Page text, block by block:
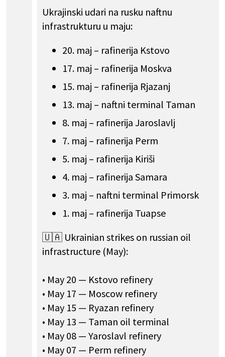
Ukrajinski udari na rusku naftnu
infrastrukturu u maju:
20. maj – rafinerija Kstovo
17. maj – rafinerija Moskva
15. maj – rafinerija Rjazanj
13. maj – naftni terminal Taman
8. maj – rafinerija Jaroslavlj
7. ​​maj – rafinerija Perm
5. maj – rafinerija Kiriši
4. maj – rafinerija Samara
3. maj – naftni terminal Primorsk
1. maj – rafinerija Tuapse
🇺🇦 Ukrainian strikes on russian oil
infrastructure (May):
• May 20 — Kstovo refinery
• May 17 — Moscow refinery
• May 15 — Ryazan refinery
• May 13 — Taman oil terminal
• May 08 — Yaroslavl refinery
• May 07 — Perm refinery